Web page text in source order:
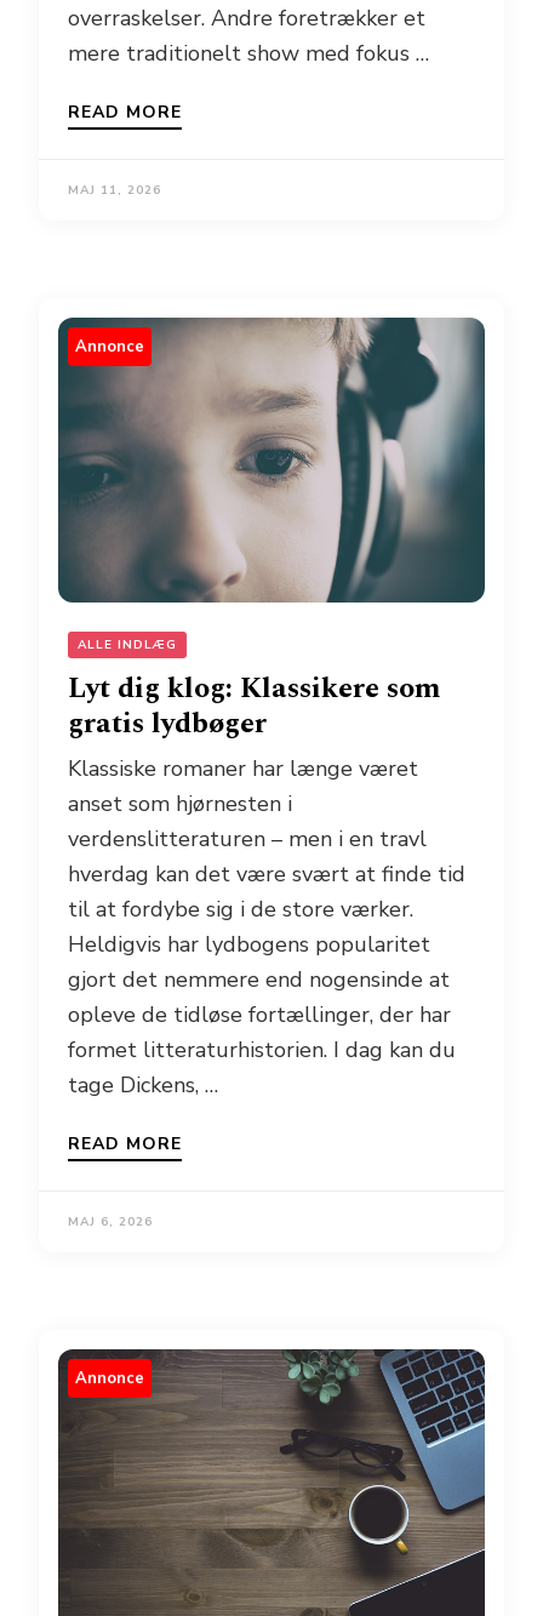
overraskelser. Andre foretrækker et
mere traditionelt show med fokus …
READ MORE
MAJ 11, 2026
Annonce
ALLE INDLÆG
Lyt dig klog: Klassikere som
gratis lydbøger
Klassiske romaner har længe været
anset som hjørnesten i
verdenslitteraturen – men i en travl
hverdag kan det være svært at finde tid
til at fordybe sig i de store værker.
Heldigvis har lydbogens popularitet
gjort det nemmere end nogensinde at
opleve de tidløse fortællinger, der har
formet litteraturhistorien. I dag kan du
tage Dickens, …
READ MORE
MAJ 6, 2026
Annonce